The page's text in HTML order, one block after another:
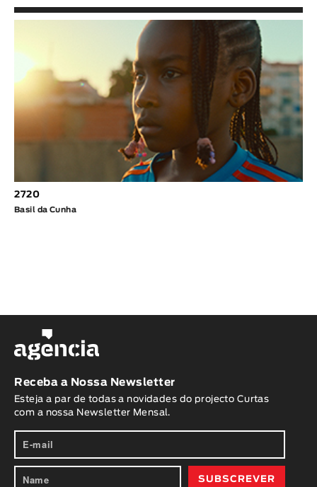
2720
Basil da Cunha
Receba a Nossa Newsletter
Esteja a par de todas a novidades do projecto Curtas
com a nossa Newsletter Mensal.